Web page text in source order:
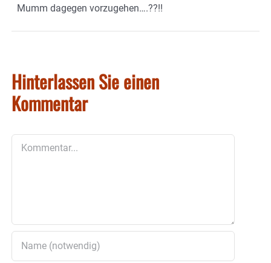
Mumm dagegen vorzugehen….??!!
Hinterlassen Sie einen
Kommentar